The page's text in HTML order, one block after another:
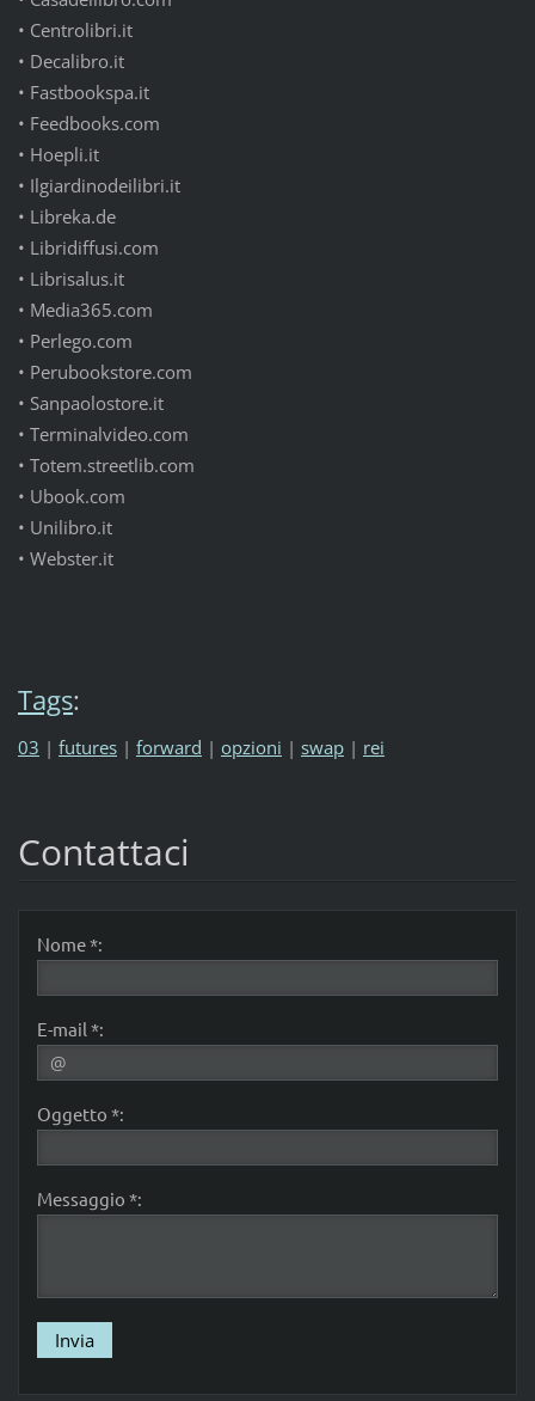
• Centrolibri.it
• Decalibro.it
• Fastbookspa.it
• Feedbooks.com
• Hoepli.it
• Ilgiardinodeilibri.it
• Libreka.de
• Libridiffusi.com
• Librisalus.it
• Media365.com
• Perlego.com
• Perubookstore.com
• Sanpaolostore.it
• Terminalvideo.com
• Totem.streetlib.com
• Ubook.com
• Unilibro.it
• Webster.it
Tags:
03 | futures | forward | opzioni | swap | rei
Contattaci
Nome *:
E-mail *:
Oggetto *:
Messaggio *: